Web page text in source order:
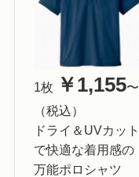
1枚 ￥1,155〜
（税込）
ドライ＆UVカット
で快適な着用感の
万能ポロシャツ